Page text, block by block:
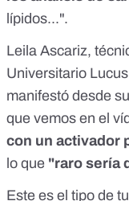
lípidos...".
Leila Ascariz,
Universitario
manifestó desde
que vemos en el
con un activador
lo que "raro sería
Este es el tipo de